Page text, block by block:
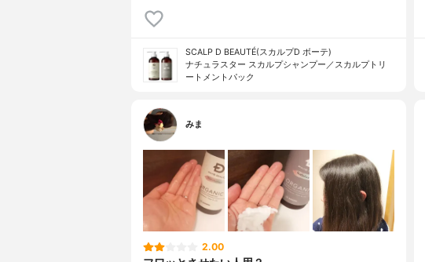
SCALP D BEAUTÉ(スカルプD ボーテ)
ナチュラスター スカルプシャンプー／スカルプトリ
ートメントパック
みま
2.00